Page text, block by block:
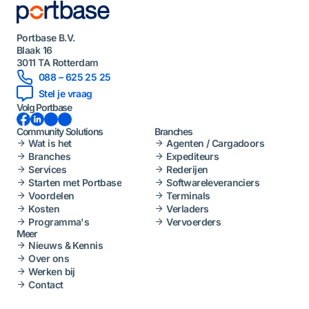
Portbase B.V.
Blaak 16
3011 TA Rotterdam
088 – 625 25 25
Stel je vraag
Volg Portbase
Facebook LinkedInInstagramYouTube
Community Solutions
Wat is het
Branches
Services
Starten met Portbase
Voordelen
Kosten
Programma's
Branches
Agenten / Cargadoors
Expediteurs
Rederijen
Softwareleveranciers
Terminals
Verladers
Vervoerders
Meer
Nieuws & Kennis
Over ons
Werken bij
Contact